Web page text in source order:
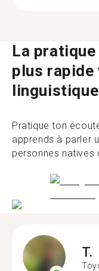
La
plus rapide
linguistique
Pratique ton
apprends à parler
personnes natives
T.